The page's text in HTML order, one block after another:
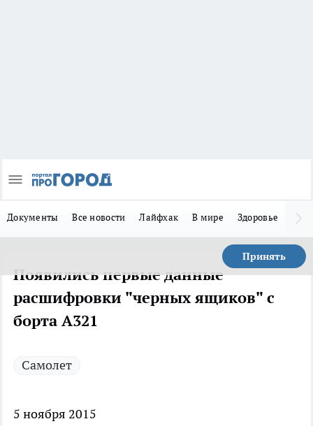
Документы Все новости Лайфхак В мире Здоровье
Принять
Появились первые данные
расшифровки "черных ящиков" с
борта А321
Самолет
5 ноября 2015